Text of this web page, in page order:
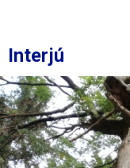
Interjú